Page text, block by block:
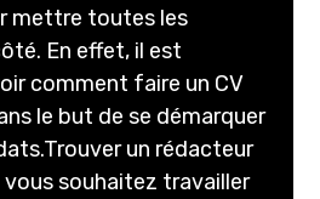
mettre toutes les
En effet, il est
comment faire un CV
le but de se démarquer
un rédacteur
souhaitez travailler